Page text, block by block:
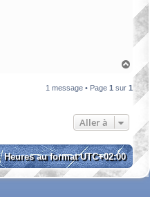
a
t
1 message • Page 1 sur 1
Aller à
Heures au formatUTC+02:00